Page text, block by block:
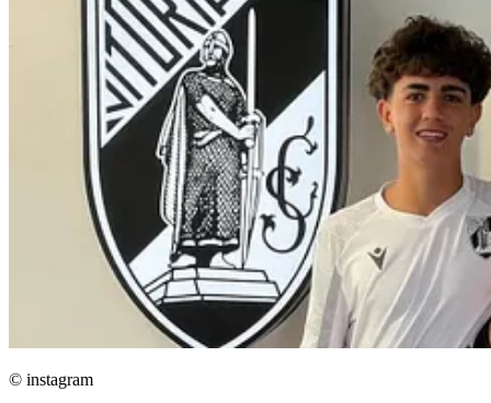
© instagram